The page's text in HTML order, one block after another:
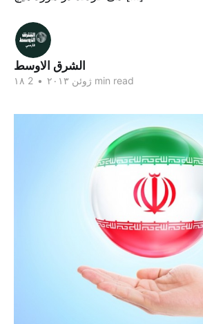
الشرق الاوسط
۱۸ ژوئن ۲۰۱۳ • 2 min read